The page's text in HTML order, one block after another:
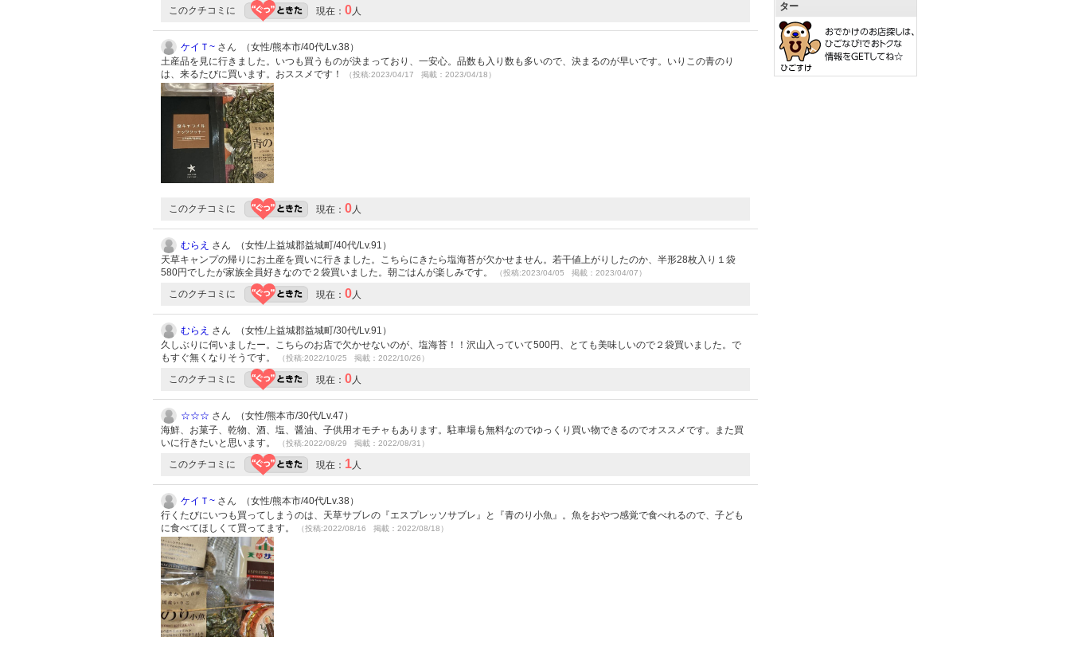
このクチコミに 現在： 0人
ケイＴ~ さん （女性/熊本市/40代/Lv.38）
土産品を見に行きました。いつも買うものが決まっており、一安心。品数も入り数も多いので、決まるのが早いです。いりこの青のり
は、来るたびに買います。おススメです！
（投稿:2023/04/17 掲載：2023/04/18）
このクチコミに 現在： 0人
むらえ さん （女性/上益城郡益城町/40代/Lv.91）
天草キャンプの帰りにお土産を買いに行きました。こちらにきたら塩海苔が欠かせません。若干値上がりしたのか、半形28枚入り１袋
580円でしたが家族全員好きなので２袋買いました。朝ごはんが楽しみです。
（投稿:2023/04/05 掲載：2023/04/07）
このクチコミに 現在： 0人
むらえ さん （女性/上益城郡益城町/30代/Lv.91）
久しぶりに伺いましたー。こちらのお店で欠かせないのが、塩海苔！！沢山入っていて500円、とても美味しいので２袋買いました。で
もすぐ無くなりそうです。
（投稿:2022/10/25 掲載：2022/10/26）
このクチコミに 現在： 0人
☆☆☆ さん （女性/熊本市/30代/Lv.47）
海鮮、お菓子、乾物、酒、塩、醤油、子供用オモチャもあります。駐車場も無料なのでゆっくり買い物できるのでオススメです。また買
いに行きたいと思います。
（投稿:2022/08/29 掲載：2022/08/31）
このクチコミに 現在： 1人
ケイＴ~ さん （女性/熊本市/40代/Lv.38）
行くたびにいつも買ってしまうのは、天草サブレの『エスプレッソサブレ』と『青のり小魚』。魚をおやつ感覚で食べれるので、子ども
に食べてほしくて買ってます。
（投稿:2022/08/16 掲載：2022/08/18）
ター